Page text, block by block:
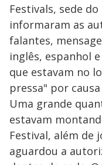
Festivals, sede
informaram as
falantes,
inglês, espanhol
que estavam no
pressa" por
Uma grande
estavam
Festival, além de
aguardou a